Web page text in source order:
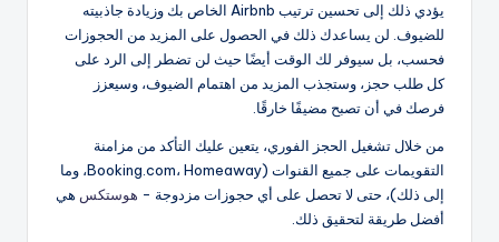
يؤدي ذلك إلى تحسين ترتيب Airbnb الخاص بك وزيادة جاذبيته
للضيوف. لن يساعدك ذلك في الحصول على المزيد من الحجوزات
فحسب، بل سيوفر لك الوقت أيضًا حيث لن تضطر إلى الرد على
كل طلب حجز، وستجذب المزيد من اهتمام الضيوف، وسيعزز
فرصك في أن تصبح مضيفًا خارقًا.
من خلال تشغيل الحجز الفوري، يتعين عليك التأكد من مزامنة
التقويمات على جميع القنوات (Booking.com، Homeaway، وما
إلى ذلك)، حتى لا تحصل على أي حجوزات مزدوجة - هوستكس هي
أفضل طريقة لتحقيق ذلك.